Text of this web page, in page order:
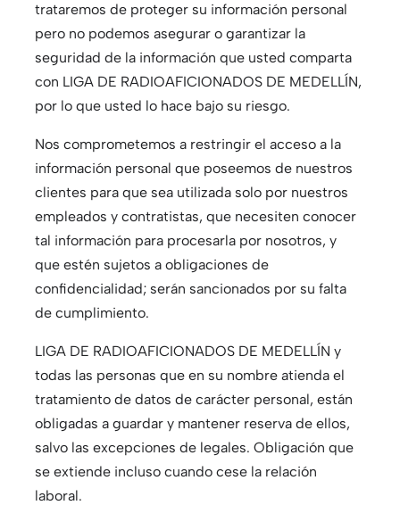
trataremos de proteger su información personal
pero no podemos asegurar o garantizar la
seguridad de la información que usted comparta
con LIGA DE RADIOAFICIONADOS DE MEDELLÍN,
por lo que usted lo hace bajo su riesgo.
Nos comprometemos a restringir el acceso a la
información personal que poseemos de nuestros
clientes para que sea utilizada solo por nuestros
empleados y contratistas, que necesiten conocer
tal información para procesarla por nosotros, y
que estén sujetos a obligaciones de
confidencialidad; serán sancionados por su falta
de cumplimiento.
LIGA DE RADIOAFICIONADOS DE MEDELLÍN y
todas las personas que en su nombre atienda el
tratamiento de datos de carácter personal, están
obligadas a guardar y mantener reserva de ellos,
salvo las excepciones de legales. Obligación que
se extiende incluso cuando cese la relación
laboral.